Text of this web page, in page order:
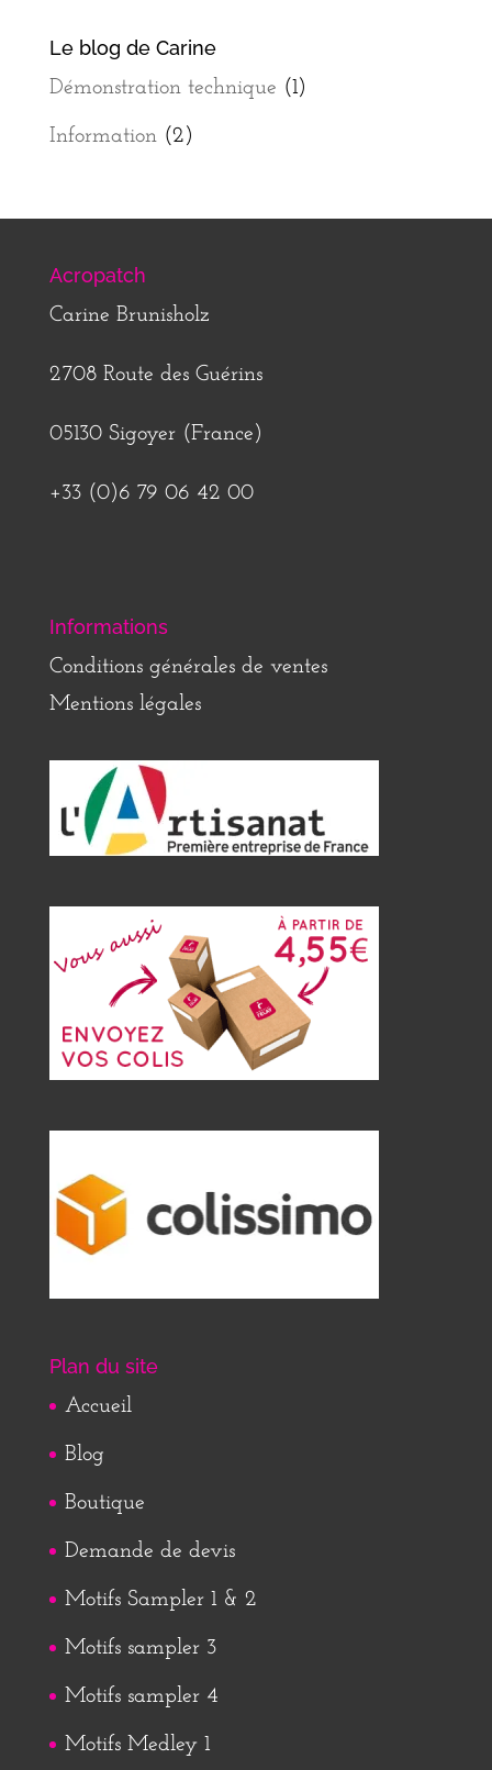
Le blog de Carine
Démonstration technique (1)
Information(2)
Acropatch
Carine Brunisholz
2708 Route des Guérins
05130 Sigoyer (France)
+33 (0)6 79 06 42 00
Informations
Conditions générales de ventes
Mentions légales
Plan du site
Accueil
Blog
Boutique
Demande de devis
Motifs Sampler 1 & 2
Motifs sampler 3
Motifs sampler 4
Motifs Medley 1